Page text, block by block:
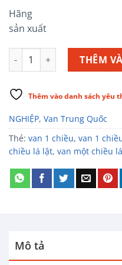
Hãng
sản xuất
Van một chiều lá lật Trung
THÊM
Thêm vào danh sách yêu
NGHIỆP, Van Trung Quốc
Thẻ: van 1 chiều, van 1
chiều lá lật, van một chiều
Mô tả